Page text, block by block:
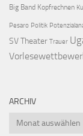
Big Band Kopfrechnen
Pesaro Politik
SVTheater Trauer
ARCHIV